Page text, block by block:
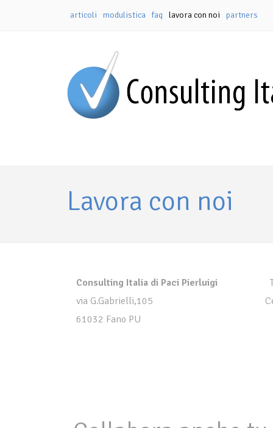
articoli modulistica faq lavora con noi partners
Lavora con noi
Consulting Italia di Paci Pierluigi
via G.Gabrielli,105
61032 Fano PU